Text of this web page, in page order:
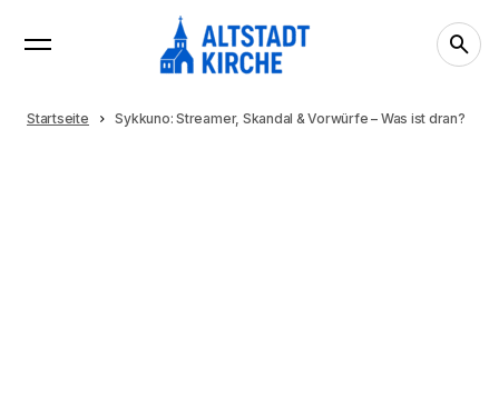
Startseite Sykkuno: Streamer, Skandal & Vorwürfe – Was ist dran?